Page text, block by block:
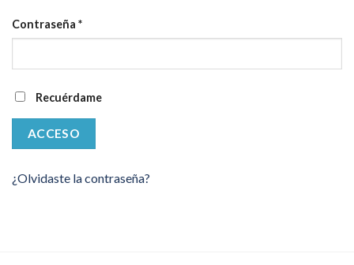
Contraseña *Obligatorio
Recuérdame
ACCESO
¿Olvidaste la contraseña?